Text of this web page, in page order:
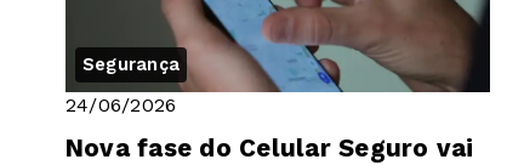
Segurança
24/06/2026
Nova fase do Celular Seguro vai